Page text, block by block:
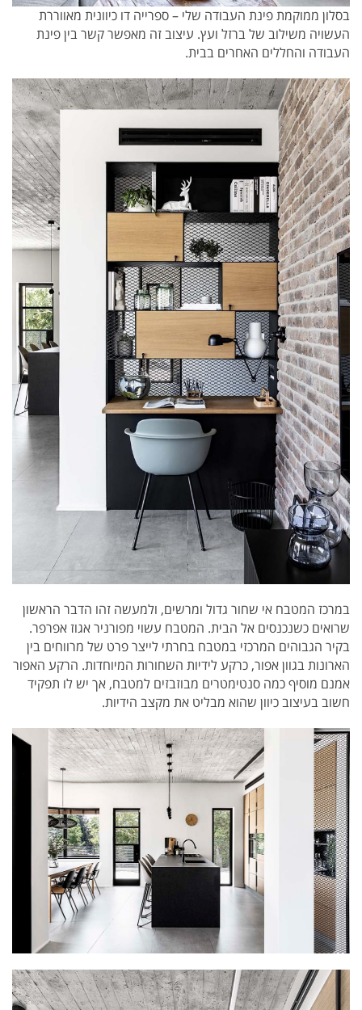
בסלון ממוקמת פינת העבודה שלי – ספרייה דו כיוונית מאווררת
העשויה משילוב של ברזל ועץ. עיצוב זה מאפשר קשר בין פינת
העבודה והחללים האחרים בבית.
במרכז המטבח אי שחור גדול ומרשים, ולמעשה זהו הדבר הראשון
שרואים כשנכנסים אל הבית. המטבח עשוי מפורניר אגוז אפרפר.
בקיר הגבוהים המרכזי במטבח בחרתי לייצר פרט של מרווחים בין
הארונות בגוון אפור, כרקע לידיות השחורות המיוחדות. הרקע האפור
אמנם מוסיף כמה סנטימטרים מבוזבזים למטבח, אך יש לו תפקיד
חשוב בעיצוב כיוון שהוא מבליט את מקצב הידיות.